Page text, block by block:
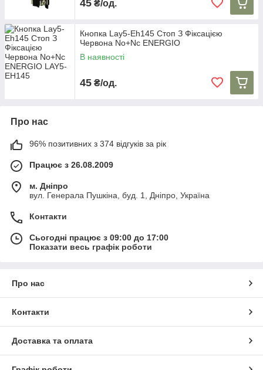
45 ₴/од.
Кнопка Lay5-Eh145 Стоп З Фіксацією
Червона No+Nc ENERGIO
В наявності
45 ₴/од.
Про нас
96% позитивних з 374 відгуків за рік
Працює з 26.08.2009
м. Дніпро
вул. Генерала Пушкіна, буд. 1, Дніпро, Україна
Контакти
Сьогодні працює з 09:00 до 17:00
Показати весь графік роботи
Про нас
Контакти
Доставка та оплата